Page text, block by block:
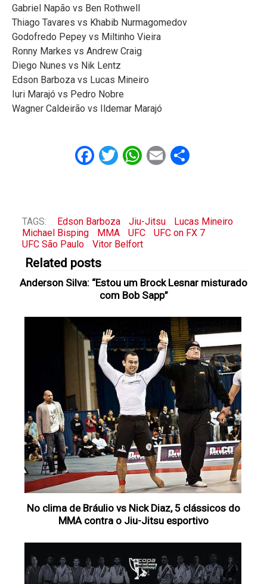
Gabriel Napão vs Ben Rothwell
Thiago Tavares vs Khabib Nurmagomedov
Godofredo Pepey vs Miltinho Vieira
Ronny Markes vs Andrew Craig
Diego Nunes vs Nik Lentz
Edson Barboza vs Lucas Mineiro
Iuri Marajó vs Pedro Nobre
Wagner Caldeirão vs Ildemar Marajó
Facebook
Twitter
WhatsApp
EmailShare
TAGS: Edson Barboza Jiu-Jitsu
Lucas Mineiro
Michael Bisping
MMA UFC
UFC on FX 7
UFC São Paulo
Vitor Belfort
Related posts
Anderson Silva: “Estou um Brock Lesnar misturado
com Bob Sapp”
No clima de Bráulio vs Nick Diaz, 5 clássicos do
MMA contra o Jiu-Jitsu esportivo